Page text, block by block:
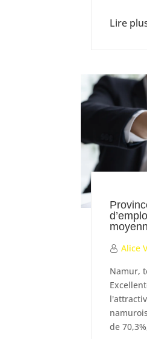
Lire
Alice
Namur,
de